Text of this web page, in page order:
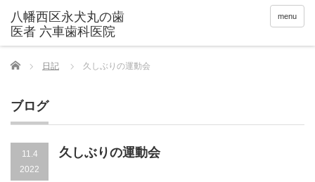
menu
Home 日記 久しぶりの運動会
ブログ
11.4
2022
久しぶりの運動会